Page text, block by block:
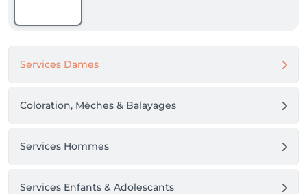
Services Dames
Coloration, Mèches & Balayages
Services Hommes
Services Enfants & Adolescants